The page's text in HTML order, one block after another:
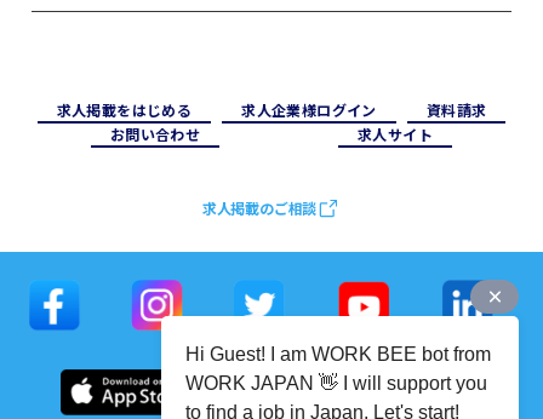
求⼈掲載をはじめる 求⼈企業様ログイン
資料請求
お問い合わせ
求⼈サイト
求人掲載のご相談
Hi Guest! I am WORK BEE bot from
WORK JAPAN 👋 I will support you
to find a job in Japan. Let's start!